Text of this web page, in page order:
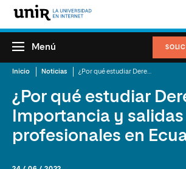
Menú
Inicio Noticias
¿Por qué estudiar
Importancia y salidas
profesionales en